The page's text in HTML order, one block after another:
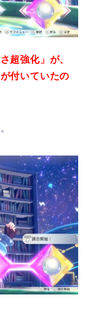
超強化」が、
付いていたの